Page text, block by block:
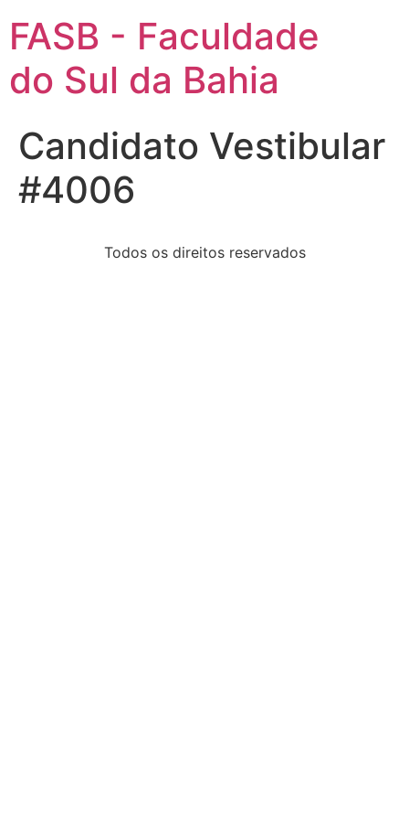
FASB - Faculdade
do Sul da Bahia
Candidato Vestibular
#4006
Todos os direitos reservados